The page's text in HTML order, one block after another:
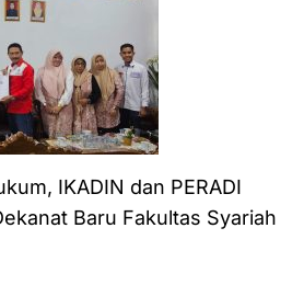
IKADIN dan PERADI
Baru Fakultas Syariah